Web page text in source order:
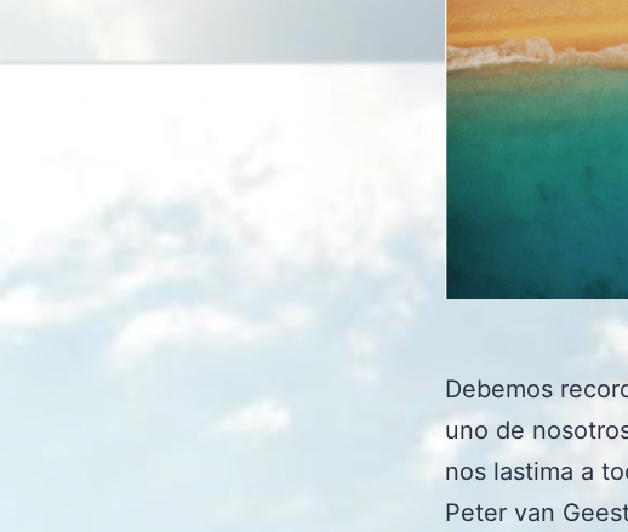
Debemos
uno de
nos lastima a
Peter van